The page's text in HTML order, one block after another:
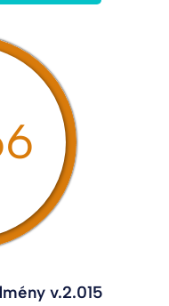
v.2.015